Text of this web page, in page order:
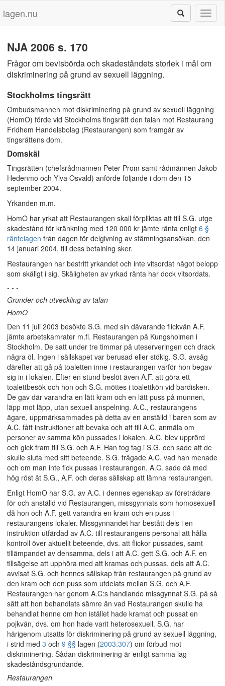
lagen.nu
NJA 2006 s. 170
Frågor om bevisbörda och skadeståndets storlek i mål om
diskriminering på grund av sexuell läggning.
Stockholms tingsrätt
Ombudsmannen mot diskriminering på grund av sexuell läggning
(HomO) förde vid Stockholms tingsrätt den talan mot Restaurang
Fridhem Handelsbolag (Restaurangen) som framgår av
tingsrättens dom.
Domskäl
Tingsrätten (chefsrådmannen Peter Prom samt rådmännen Jakob
Hedenmo och Ylva Osvald) anförde följande i dom den 15
september 2004.
Yrkanden m.m.
HomO har yrkat att Restaurangen skall förpliktas att till S.G. utge
skadestånd för kränkning med 120 000 kr jämte ränta enligt 6 §
räntelagen från dagen för delgivning av stämningsansökan, den
14 januari 2004, till dess betalning sker.
Restaurangen har bestritt yrkandet och inte vitsordat något belopp
som skäligt i sig. Skäligheten av yrkad ränta har dock vitsordats.
- - -
Grunder och utveckling av talan
HomO
Den 11 juli 2003 besökte S.G. med sin dåvarande flickvän A.F.
jämte arbetskamrater m.fl. Restaurangen på Kungsholmen i
Stockholm. De satt under tre timmar på uteserveringen och drack
några öl. Ingen i sällskapet var berusad eller stökig. S.G. avsåg
därefter att gå på toaletten inne i restaurangen varför hon begav
sig in i lokalen. Efter en stund beslöt även A.F. att göra ett
toalettbesök och hon och S.G. möttes i toalettkön vid bardisken.
De gav där varandra en lätt kram och en lätt puss på munnen,
läpp mot läpp, utan sexuell anspelning. A.C., restaurangens
ägare, uppmärksammades på detta av en anställd i baren som av
A.C. fått instruktioner att bevaka och att till A.C. anmäla om
personer av samma kön pussades i lokalen. A.C. blev upprörd
och gick fram till S.G. och A.F. Han tog tag i S.G. och sade att de
skulle sluta med sitt beteende. S.G. frågade A.C. vad han menade
och om man inte fick pussas i restaurangen. A.C. sade då med
hög röst åt S.G., A.F. och deras sällskap att lämna restaurangen.
Enligt HomO har S.G. av A.C. i dennes egenskap av företrädare
för och anställd vid Restaurangen, missgynnats som homosexuell
då hon och A.F. gett varandra en kram och en puss i
restaurangens lokaler. Missgynnandet har bestått dels i en
instruktion utfärdad av A.C. till restaurangens personal att hålla
kontroll över aktuellt beteende, dvs. att flickor pussades, samt
tillämpandet av densamma, dels i att A.C. gett S.G. och A.F. en
tillsägelse att upphöra med att kramas och pussas, dels att A.C.
avvisat S.G. och hennes sällskap från restaurangen på grund av
den kram och den puss som utdelats mellan S.G. och A.F.
Restaurangen har genom A.C:s handlande missgynnat S.G. på så
sätt att hon behandlats sämre än vad Restaurangen skulle ha
behandlat henne om hon istället hade kramat och pussat en
pojkvän, dvs. om hon hade varit heterosexuell. S.G. har
härigenom utsatts för diskriminering på grund av sexuell läggning,
i strid med 3 och 9 §§ lagen (2003:307) om förbud mot
diskriminering. Sådan diskriminering är enligt samma lag
skadeståndsgrundande.
Restaurangen